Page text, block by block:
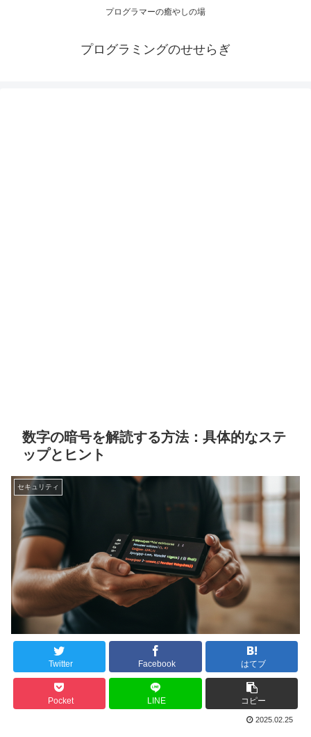
プログラマーの癒やしの場
プログラミングのせせらぎ
数字の暗号を解読する方法：具体的なステ
ップとヒント
セキュリティ
Twitter Facebook はてブ
Pocket LINE コピー
2025.02.25